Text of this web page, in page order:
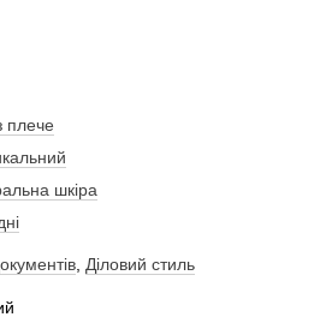
плече
шкіра
Діловий стиль